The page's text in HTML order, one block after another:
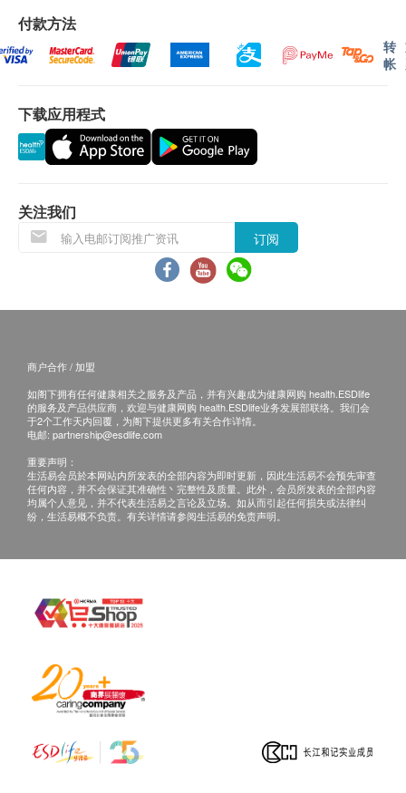
测试服务单张(
https://view.publitas.com/invitae/
呈阳性结果= 晚期罹患癌症的风险更高
基因测试可以确认诊断，并有助于治疗决定。
该测试是专门为可遗传变种(heritable germline
mutations) 的基因，不适用于检测肿瘤组织中的细
乳癌
BRCA1和BRCA2基因变异而导致的遗传性乳腺癌
和卵巢癌综合征在家族病史或早发性疾病诊断中很
常见。
卵巢癌遗传性乳腺癌和卵巢癌综合征是卵巢癌的最
常见原因。
子宫癌林奇综合症(Lynch syndrome)是最常见的子
肠癌遗传性大肠癌综合症通常分为两种类型：林奇
(polyposis syndromes)。林奇综合症也称为遗传性
非息肉性结肠癌（HNPCC ），由EPCAM，
起，是结肠直肠癌的最常见遗传原因。息肉病综合
查询，须向提供服务之体检中心或商户提出。
付款方法
转
帐
下载应用程式
关注我们
订阅
商户合作 / 加盟
如阁下拥有任何健康相关之服务及产品，并有兴趣成为健康网购 health.ESDlife
的服务及产品供应商，欢迎与健康网购 health.ESDlife业务发展部联络。我们会
于2个工作天内回覆，为阁下提供更多有关合作详情。
电邮: partnership@esdlife.com
重要声明：
生活易会员於本网站内所发表的全部内容为即时更新，因此生活易不会预先审查
任何内容，并不会保证其准确性丶完整性及质量。此外，会员所发表的全部内容
均属个人意见，并不代表生活易之言论及立场。如从而引起任何损失或法律纠
纷，生活易概不负责。有关详情请参阅生活易的免责声明。